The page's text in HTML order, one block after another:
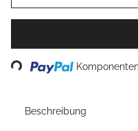
Loading...
Beschreibung